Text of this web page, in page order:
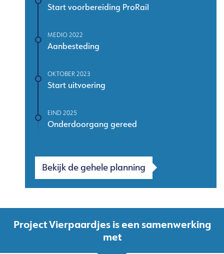
Start voorbereiding ProRail
MEDIO 2022
Aanbesteding
OKTOBER 2023
Start uitvoering
EIND 2025
Onderdoorgang gereed
Bekijk de gehele planning
Project Vierpaardjes is een samenwerking
met